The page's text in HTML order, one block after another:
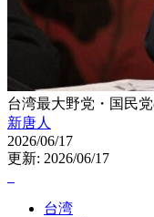
台湾最大野党・国民党
新唐人
2026/06/17
更新: 2026/06/17
台湾